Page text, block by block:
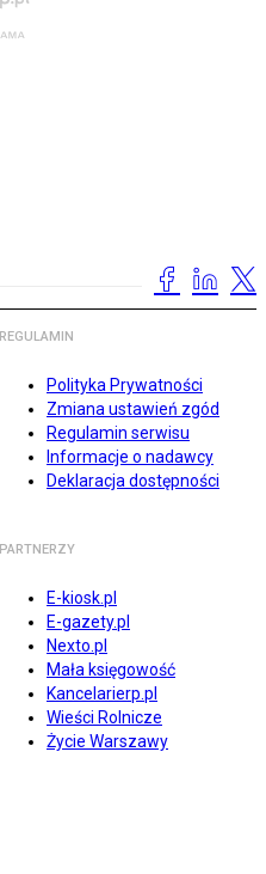
REGULAMIN
Polityka Prywatności
Zmiana ustawień zgód
Regulamin serwisu
Informacje o nadawcy
Deklaracja dostępności
PARTNERZY
E-kiosk.pl
E-gazety.pl
Nexto.pl
Mała księgowość
Kancelarierp.pl
Wieści Rolnicze
Życie Warszawy